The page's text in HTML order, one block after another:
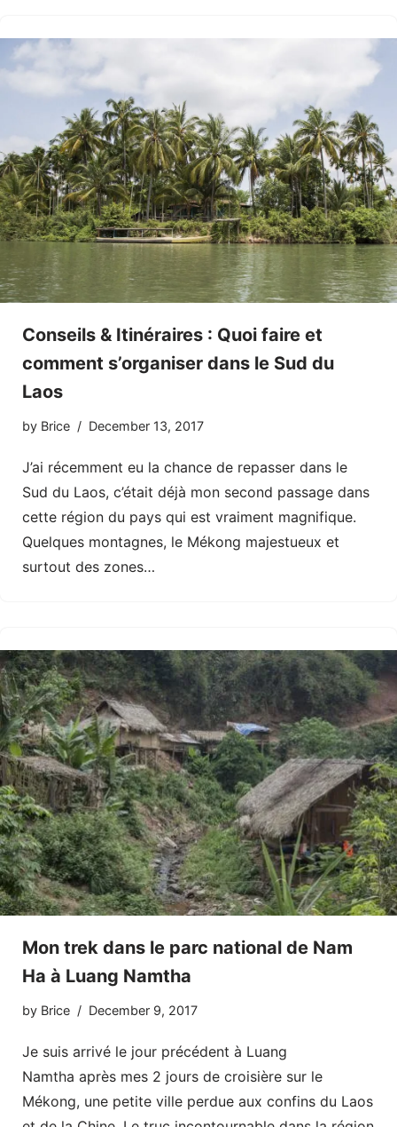
Conseils & Itinéraires : Quoi faire et
comment s’organiser dans le Sud du
Laos
by Brice December 13, 2017
J’ai récemment eu la chance de repasser dans le
Sud du Laos, c’était déjà mon second passage dans
cette région du pays qui est vraiment magnifique.
Quelques montagnes, le Mékong majestueux et
surtout des zones…
Mon trek dans le parc national de Nam
Ha à Luang Namtha
by Brice December 9, 2017
Je suis arrivé le jour précédent à Luang
Namtha après mes 2 jours de croisière sur le
Mékong, une petite ville perdue aux confins du Laos